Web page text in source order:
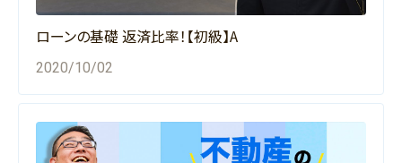
ローンの基礎 返済比率！【初級】A
2020/10/02